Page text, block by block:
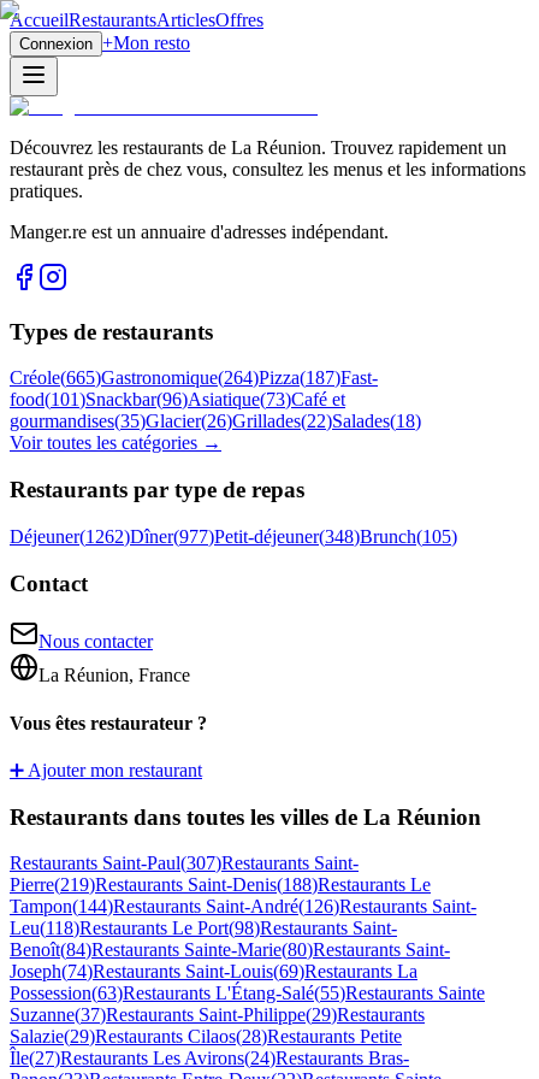
AccueilRestaurantsArticlesOffres
Connexion +Mon resto
Découvrez les restaurants de La Réunion. Trouvez rapidement un
restaurant près de chez vous, consultez les menus et les informations
pratiques.
Manger.re est un annuaire d'adresses indépendant.
Types de restaurants
Créole(665)Gastronomique(264)Pizza(187)Fast-
food(101)Snackbar(96)Asiatique(73)Café et
gourmandises(35)Glacier(26)Grillades(22)Salades(18)
Voir toutes les catégories →
Restaurants par type de repas
Déjeuner(1262)Dîner(977)Petit-déjeuner(348)Brunch(105)
Contact
Nous contacter
La Réunion, France
Vous êtes restaurateur ?
➕ Ajouter mon restaurant
Restaurants dans toutes les villes de La Réunion
Restaurants Saint-Paul(307)Restaurants Saint-
Pierre(219)Restaurants Saint-Denis(188)Restaurants Le
Tampon(144)Restaurants Saint-André(126)Restaurants Saint-
Leu(118)Restaurants Le Port(98)Restaurants Saint-
Benoît(84)Restaurants Sainte-Marie(80)Restaurants Saint-
Joseph(74)Restaurants Saint-Louis(69)Restaurants La
Possession(63)Restaurants L'Étang-Salé(55)Restaurants Sainte
Suzanne(37)Restaurants Saint-Philippe(29)Restaurants
Salazie(29)Restaurants Cilaos(28)Restaurants Petite
Île(27)Restaurants Les Avirons(24)Restaurants Bras-